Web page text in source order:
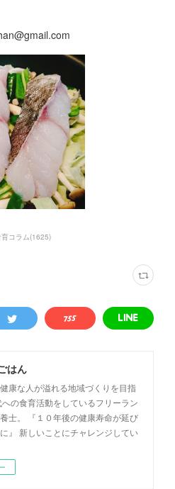
コラム(1625)
はん
康な人が溢れる地域づくりを目指
への食育活動をしているフリーラン
士。 『１０年後の健康寿命が延び
』 新しいことにチャレンジしてい